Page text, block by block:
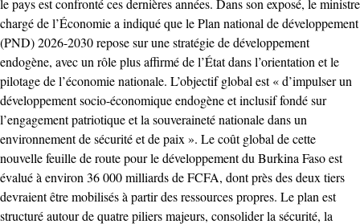
le pays est confronté ces dernières années. Dans son exposé, le ministre
chargé de l’Économie a indiqué que le Plan national de développement
(PND) 2026-2030 repose sur une stratégie de développement
endogène, avec un rôle plus affirmé de l’État dans l’orientation et le
pilotage de l’économie nationale. L’objectif global est « d’impulser un
développement socio-économique endogène et inclusif fondé sur
l’engagement patriotique et la souveraineté nationale dans un
environnement de sécurité et de paix ». Le coût global de cette
nouvelle feuille de route pour le développement du Burkina Faso est
évalué à environ 36 000 milliards de FCFA, dont près des deux tiers
devraient être mobilisés à partir des ressources propres. Le plan est
structuré autour de quatre piliers majeurs, consolider la sécurité, la